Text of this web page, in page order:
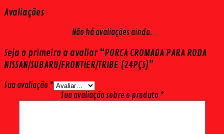
Avaliações
Não há avaliações ainda.
Seja o primeiro a avaliar “PORCA CROMADA PARA RODA
NISSAN/SUBARU/FRONTIER/TRIBE (24PÇS)”
Sua avaliação *
Sua avaliação sobre o produto *